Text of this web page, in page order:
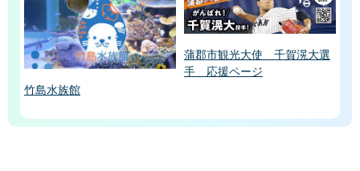
竹島水族館
蒲郡市観光大使 千賀滉大選
手 応援ページ